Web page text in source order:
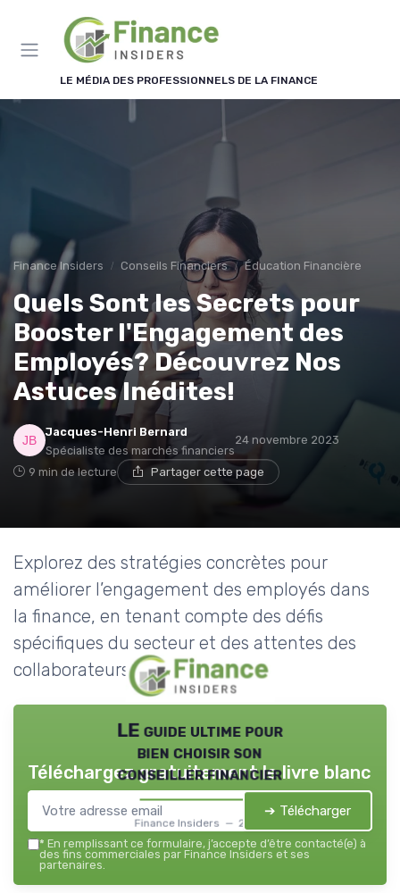
LE MÉDIA DES PROFESSIONNELS DE LA FINANCE
Finance Insiders Conseils Financiers Éducation Financière
Quels Sont les Secrets pour
Booster l'Engagement des
Employés? Découvrez Nos
Astuces Inédites!
Jacques-Henri Bernard
Spécialiste des marchés financiers
24 novembre 2023
9 min de lecture Partager cette page
Explorez des stratégies concrètes pour
améliorer l’engagement des employés dans
la finance, en tenant compte des défis
spécifiques du secteur et des attentes des
collaborateurs.
LE guide ultime pour
bien choisir son
conseiller financier
Finance Insiders — 2026
Téléchargez gratuitement le livre blanc
➔ Télécharger
* En remplissant ce formulaire, j’accepte d’être contacté(e) à
des fins commerciales par Finance Insiders et ses
partenaires.